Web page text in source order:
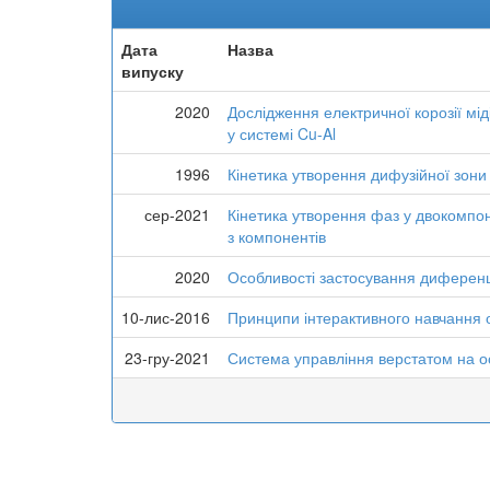
Дата
випуску
Назва
2020
Дослідження електричної корозії
у системі Cu-Al
1996 Кінетика утворення дифузійної
сер-2021
Кінетика утворення фаз у
з компонентів
2020 Особливості застосування
10-лис-2016
Принципи інтерактивного навчання
23-гру-2021
Система управління верстатом на